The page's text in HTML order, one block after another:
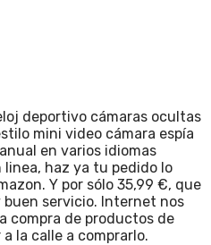
deportivo cámaras ocultas
mini video cámara espía
en varios idiomas
haz ya tu pedido lo
Y por sólo 35,99 €, que
servicio. Internet nos
compra de productos de
la calle a comprarlo.